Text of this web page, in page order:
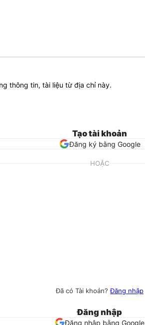
thông tin, tài liệu từ địa chỉ này.
Tạo tài khoản
Đăng ký bằng Google
HOẶC
Đã có Tài khoản?Đăng nhập
Đăng nhập
Đăng nhập bằng Google